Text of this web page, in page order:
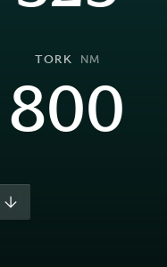
TORK NM
800